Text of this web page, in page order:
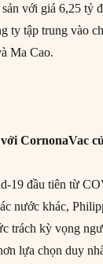
với giá 6,25 tỷ
ty tập trung vào
Ma Cao.
CornonaVac
19 đầu tiên từ
nước khác,
trách kỳ vọng
lựa chọn duy